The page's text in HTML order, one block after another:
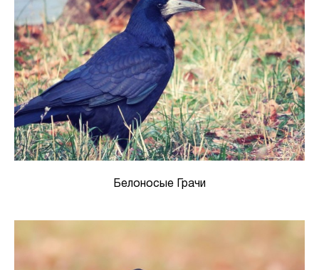
Белоносые Грачи